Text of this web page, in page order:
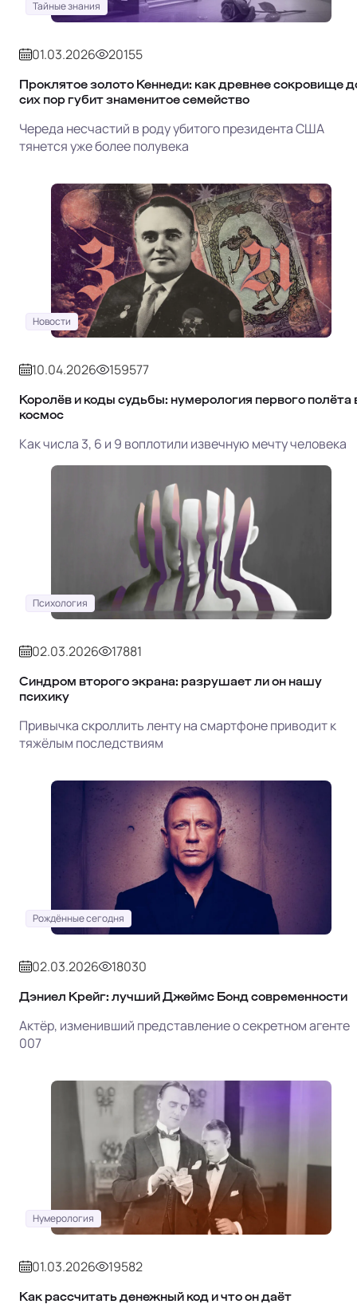
Тайные знания
01.03.2026 20155
Проклятое золото Кеннеди: как древнее сокровище
сих пор губит знаменитое семейство
Череда несчастий в роду убитого президента США
тянется уже более полувека
Новости
10.04.2026 159577
Королёв и коды судьбы: нумерология первого полёта
космос
Как числа 3, 6 и 9 воплотили извечную мечту человека
Психология
02.03.2026 17881
Синдром второго экрана: разрушает ли он нашу
психику
Привычка скроллить ленту на смартфоне приводит к
тяжёлым последствиям
Рождённые сегодня
02.03.2026 18030
Дэниел Крейг: лучший Джеймс Бонд современности
Актёр, изменивший представление о секретном агенте
007
Нумерология
01.03.2026 19582
Как рассчитать денежный код и что он даёт